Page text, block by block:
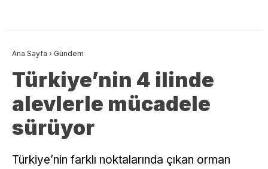
Ana Sayfa › Gündem
Türkiye’nin 4 ilinde
alevlerle mücadele
sürüyor
Türkiye’nin farklı noktalarında çıkan orman